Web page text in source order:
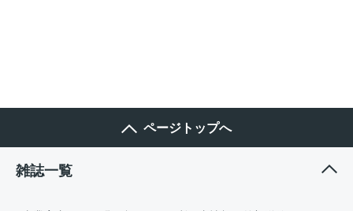
ページトップへ
雑誌一覧